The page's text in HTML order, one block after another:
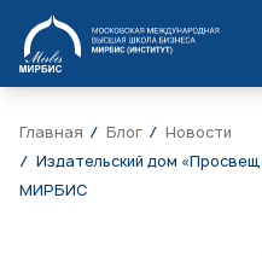
МИРБИС
Главная Блог
Новости
Издательский дом
МИРБИС